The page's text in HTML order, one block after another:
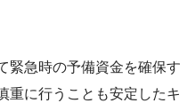
急時の予備資金を確保す
重に行うことも安定したキ